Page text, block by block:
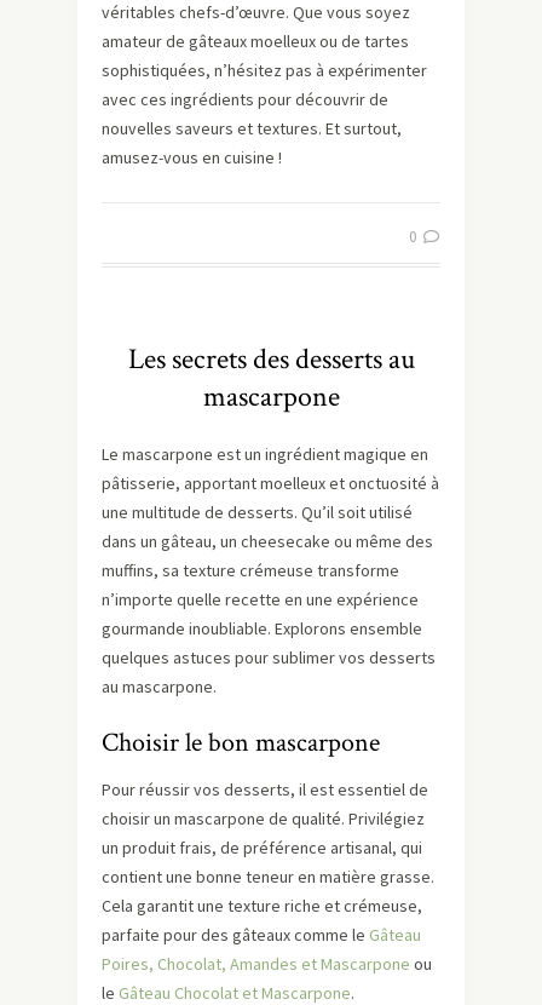
véritables chefs-d’œuvre. Que vous soyez
amateur de gâteaux moelleux ou de tartes
sophistiquées, n’hésitez pas à expérimenter
avec ces ingrédients pour découvrir de
nouvelles saveurs et textures. Et surtout,
amusez-vous en cuisine !
0
Les secrets des desserts au
mascarpone
Le mascarpone est un ingrédient magique en
pâtisserie, apportant moelleux et onctuosité à
une multitude de desserts. Qu’il soit utilisé
dans un gâteau, un cheesecake ou même des
muffins, sa texture crémeuse transforme
n’importe quelle recette en une expérience
gourmande inoubliable. Explorons ensemble
quelques astuces pour sublimer vos desserts
au mascarpone.
Choisir le bon mascarpone
Pour réussir vos desserts, il est essentiel de
choisir un mascarpone de qualité. Privilégiez
un produit frais, de préférence artisanal, qui
contient une bonne teneur en matière grasse.
Cela garantit une texture riche et crémeuse,
parfaite pour des gâteaux comme le Gâteau
Poires, Chocolat, Amandes et Mascarpone ou
le Gâteau Chocolat et Mascarpone.